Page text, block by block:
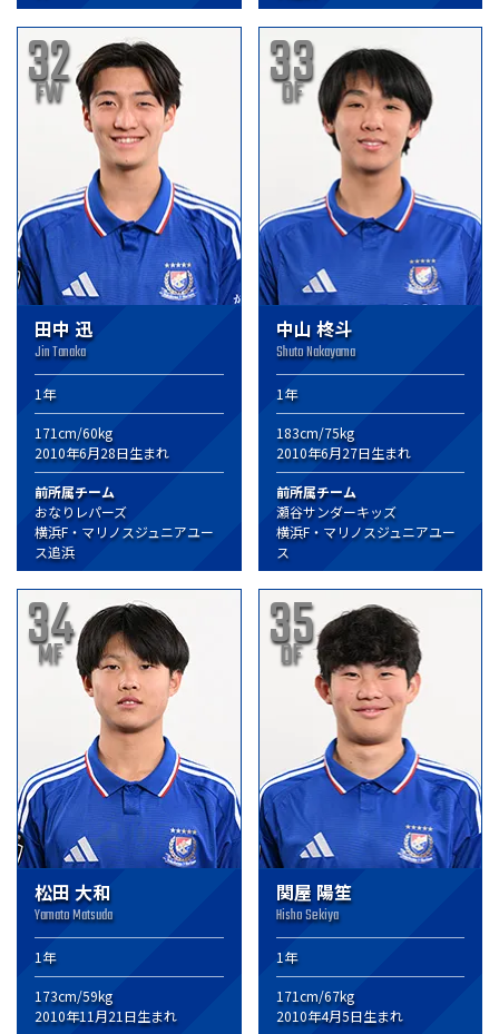
32
FW
田中 迅
Jin Tanaka
1年
171cm/60kg
2010年6月28日生まれ
前所属チーム
おなりレパーズ
横浜F・マリノスジュニアユー
ス追浜
33
DF
中山 柊斗
Shuto Nakayama
1年
183cm/75kg
2010年6月27日生まれ
前所属チーム
瀬谷サンダーキッズ
横浜F・マリノスジュニアユー
ス
34
MF
松田 大和
Yamato Matsuda
1年
173cm/59kg
2010年11月21日生まれ
35
DF
関屋 陽笙
Hisho Sekiya
1年
171cm/67kg
2010年4月5日生まれ